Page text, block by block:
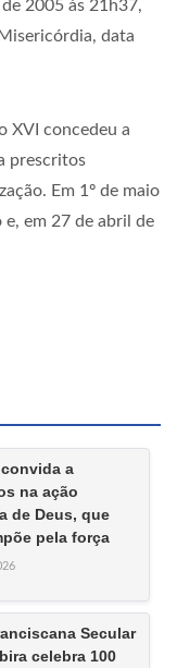
2005 às 21h37,
data
XVI concedeu a
prescritos
Em 1º de maio
em 27 de abril de
convida a
na ação
de Deus, que
pela força
Secular
celebra 100